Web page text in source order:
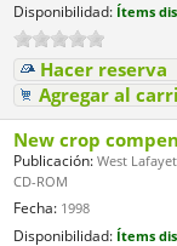
Disponibilidad: Ítems
Hacer reserva
Agregar al
New crop
Publicación: West
CD-ROM
Fecha: 1998
Disponibilidad: Ítems